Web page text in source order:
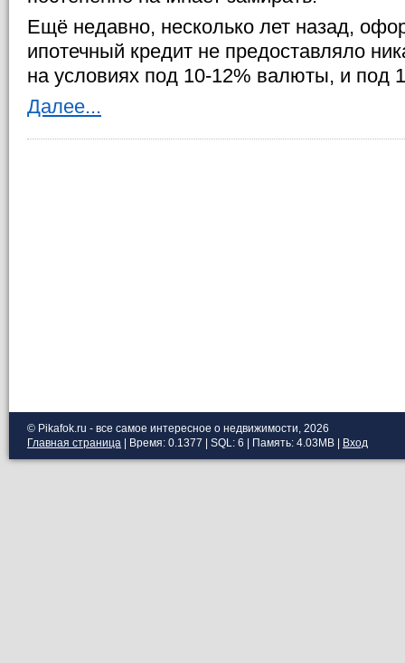
Ещё недавно, несколько лет назад,
ипотечный кредит не предоставляло
на условиях под 10-12% валюты, и под
Далее...
© Pikafok.ru - все самое интересное о недвижимости, 2026
Главная страница | Время: 0.1377 | SQL: 6 | Память: 4.03MB Вход